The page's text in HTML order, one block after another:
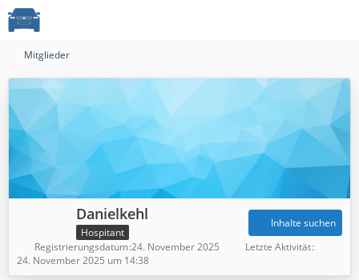
Mitglieder
Danielkehl
Hospitant
Inhalte suchen
Registrierungsdatum 24. November 2025
Letzte Aktivität
24. November 2025 um 14:38